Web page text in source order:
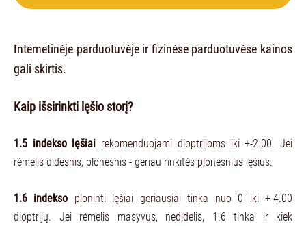
Internetinėje parduotuvėje ir fizinėse parduotuvėse kainos
gali skirtis.
Kaip išsirinkti lęšio storį?
1.5 indekso lęšiai rekomenduojami dioptrijoms iki +-2.00. Jei
rėmelis didesnis, plonesnis - geriau rinkitės plonesnius lęšius.
1.6 indekso ploninti lęšiai geriausiai tinka nuo 0 iki +-4.00
dioptrijų. Jei rėmelis masyvus, nedidelis, 1.6 tinka ir kiek